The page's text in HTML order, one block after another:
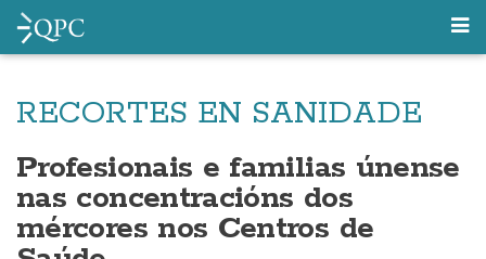
RECORTES EN SANIDADE
Profesionais e familias únense
nas concentracións dos
mércores nos Centros de